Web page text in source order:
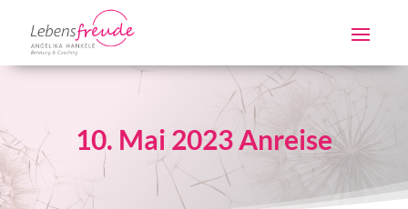
10. Mai 2023 Anreise